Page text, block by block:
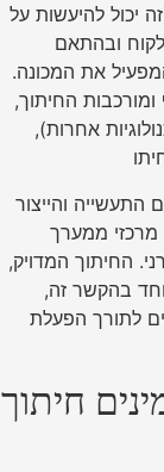
יכול להיעשות על
ובהתאם
את המכונה.
החיתוך,
אחרות),
התעשייה והייצור
מרכזי ממערך
החיתוך המדויק,
בהקשר זה,
לתורך הפעלת
חיתוך